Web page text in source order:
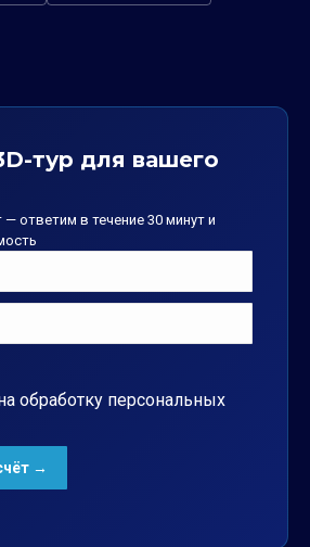
тур для вашего
— ответим в течение 30 минут и
обработку персональных